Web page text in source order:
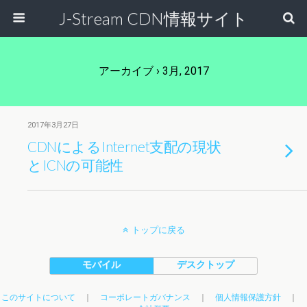
J-Stream CDN情報サイト
アーカイブ › 3月, 2017
2017年3月27日
CDNによるInternet支配の現状
とICNの可能性
トップに戻る
モバイル デスクトップ
このサイトについて コーポレートガバナンス 個人情報保護方針